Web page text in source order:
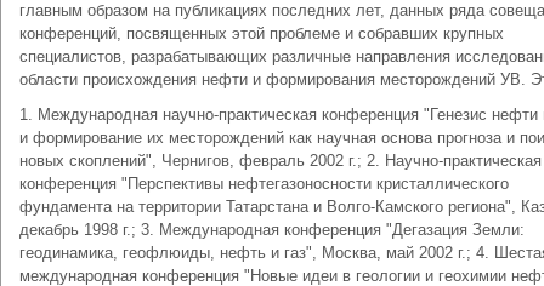
главным образом на публикациях последних лет, данных ряда
конференций, посвященных этой проблеме и собравших крупных
специалистов, разрабатывающих различные направления
области происхождения нефти и формирования месторождений УВ.
1. Международная научно-практическая конференция "Генезис нефти
и формирование их месторождений как научная основа прогноза и
новых скоплений", Чернигов, февраль 2002 г.; 2. Научно-практическая
конференция "Перспективы нефтегазоносности кристаллического
фундамента на территории Татарстана и Волго-Камского региона",
декабрь 1998 г.; 3. Международная конференция "Дегазация Земли:
геодинамика, геофлюиды, нефть и газ", Москва, май 2002 г.; 4.
международная конференция "Новые идеи в геологии и геохимии